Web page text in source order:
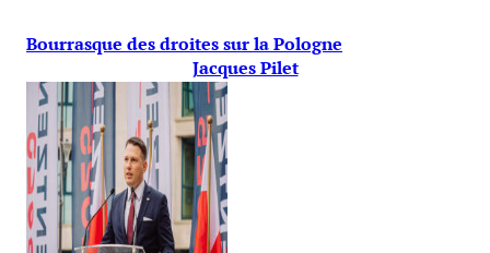
Bourrasque des droites sur la Pologne
Jacques Pilet